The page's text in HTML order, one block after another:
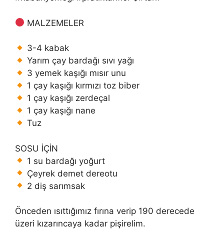
MALZEMELER
3-4 kabak
Yarım çay bardağı sıvı yağı
3 yemek kaşığı mısır unu
1 çay kaşığı kırmızı toz biber
1 çay kaşığı zerdeçal
1 çay kaşığı nane
Tuz
SOSU İÇİN
1 su bardağı yoğurt
Çeyrek demet dereotu
2 diş sarımsak
Önceden ısıttığımız fırına verip 190 derecede
üzeri kızarıncaya kadar pişirelim.